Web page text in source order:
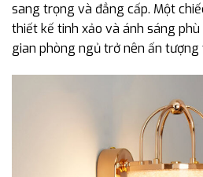
sang trọng và đẳng cấp. Một
thiết kế tinh xảo và ánh sáng
gian phòng ngủ trở nên ấn tượng